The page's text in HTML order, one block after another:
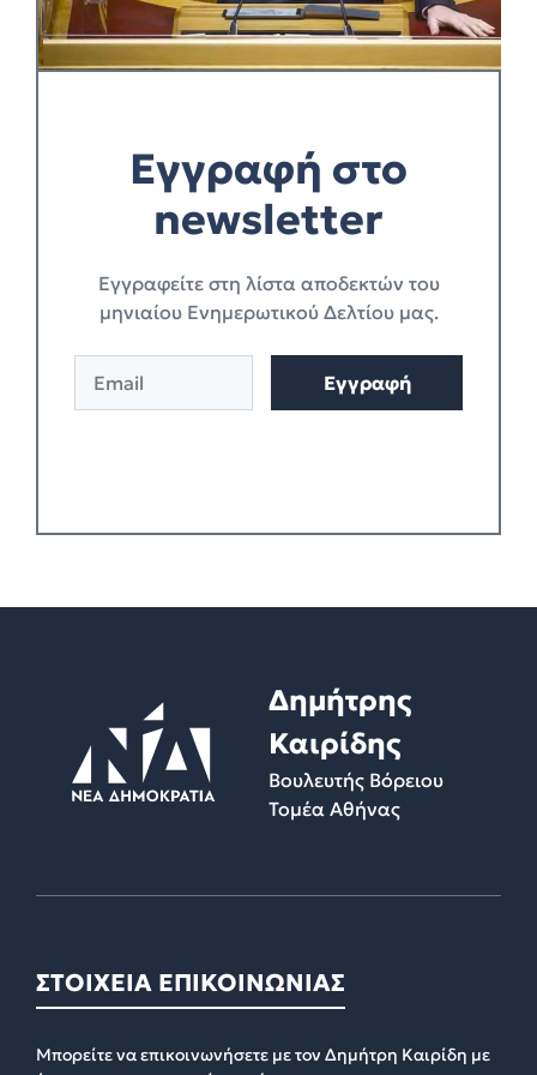
Εγγραφή στο
newsletter
Eγγραφείτε στη λίστα αποδεκτών του
μηνιαίου Ενημερωτικού Δελτίου μας.
Εγγραφή
Δημήτρης
Καιρίδης
Βουλευτής Βόρειου
Τομέα Αθήνας
ΣΤΟΙΧΕΙΑ ΕΠΙΚΟΙΝΩΝΙΑΣ
Μπορείτε να επικοινωνήσετε με τον Δημήτρη Καιρίδη με